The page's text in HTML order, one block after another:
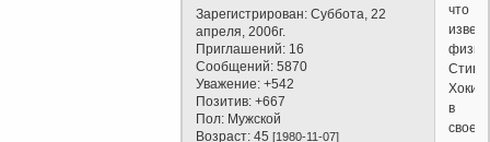
Зарегистрирован: Суббота, 22
апреля, 2006г.
Приглашений: 16
Сообщений: 5870
Уважение: +542
Позитив: +667
Пол: Мужской
Возраст: 45[1980-11-07]
что
физик
Хокинг
в
своей